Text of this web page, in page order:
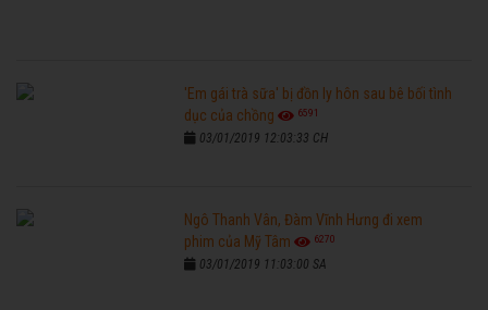
'Em gái trà sữa' bị đồn ly hôn sau bê bối tình
dục của chồng
6591
03/01/2019 12:03:33 CH
Ngô Thanh Vân, Đàm Vĩnh Hưng đi xem
phim của Mỹ Tâm
6270
03/01/2019 11:03:00 SA